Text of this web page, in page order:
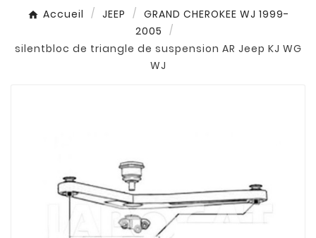
Accueil JEEP
GRAND CHEROKEE WJ 1999-
2005
silentbloc de triangle de suspension AR Jeep KJ WG
WJ